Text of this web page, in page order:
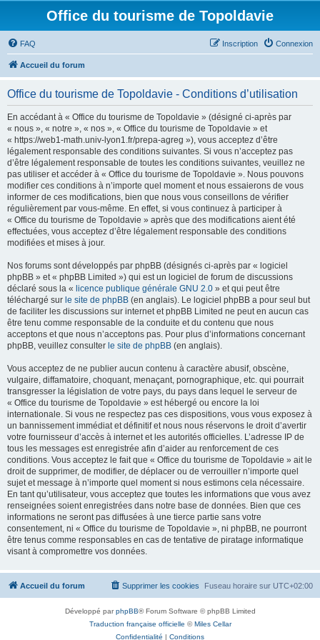
Office du tourisme de Topoldavie
FAQ Connexion
Inscription
Accueil du forum
Office du tourisme de Topoldavie - Conditions d’utilisation
En accédant à « Office du tourisme de Topoldavie » (désigné ci-après par
« nous », « notre », « nos », « Office du tourisme de Topoldavie » et
« https://web1-math.univ-lyon1.fr/prepa-agreg »), vous acceptez d’être
légalement responsable des conditions suivantes. Si vous n’acceptez pas
d’être légalement responsable de toutes les conditions suivantes, veuillez ne
pas utiliser et accéder à « Office du tourisme de Topoldavie ». Nous pouvons
modifier ces conditions à n’importe quel moment et nous essaierons de vous
informer de ces modifications, bien que nous vous conseillons de vérifier
régulièrement par vous-même. En effet, si vous continuez à participer à
« Office du tourisme de Topoldavie » après que des modifications aient été
effectuées, vous acceptez d’être légalement responsable des conditions
modifiées et mises à jour.
Nos forums sont développés par phpBB (désignés ci-après par « logiciel
phpBB » et « phpBB Limited ») qui est un logiciel de forum de discussions
déclaré sous la « licence publique générale GNU 2.0 » et qui peut être
téléchargé sur le site de phpBB (en anglais). Le logiciel phpBB a pour seul but
de faciliter les discussions sur internet et phpBB Limited ne peut en aucun cas
être tenu comme responsable de la conduite et du contenu que nous
acceptons et que nous n’acceptons pas. Pour plus d’informations concernant
phpBB, veuillez consulter le site de phpBB (en anglais).
Vous acceptez de ne publier aucun contenu à caractère abusif, obscène,
vulgaire, diffamatoire, choquant, menaçant, pornographique, etc. qui pourrait
transgresser la législation de votre pays, du pays dans lequel le serveur de
« Office du tourisme de Topoldavie » est hébergé ou encore la loi
internationale. Si vous ne respectez pas ces dispositions, vous vous exposez à
un bannissement immédiat et définitif et nous nous réservons le droit d’avertir
votre fournisseur d’accès à internet et les autorités officielles. L’adresse IP de
tous les messages est enregistrée afin d’aider au renforcement de ces
conditions. Vous acceptez le fait que « Office du tourisme de Topoldavie » ait le
droit de supprimer, de modifier, de déplacer ou de verrouiller n’importe quel
sujet et message à n’importe quel moment si nous estimons cela nécessaire.
En tant qu’utilisateur, vous acceptez que toutes les informations que vous avez
renseignées soient enregistrées dans notre base de données. Bien que ces
informations ne seront pas diffusées à une tierce partie sans votre
consentement, ni « Office du tourisme de Topoldavie », ni phpBB, ne pourront
être tenus comme responsables en cas de tentative de piratage informatique
visant à compromettre vos données.
Accueil du forum Fuseau horaire sur UTC+02:00
Supprimer les cookies
Développé parphpBB® Forum Software © phpBB Limited
Traduction française officielle ©Miles Cellar
Confidentialité | Conditions